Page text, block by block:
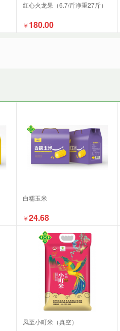
红心火龙果（6.7/斤净重27斤）
￥ 180.00
白糯玉米
￥24.68
凤至小町米（真空）